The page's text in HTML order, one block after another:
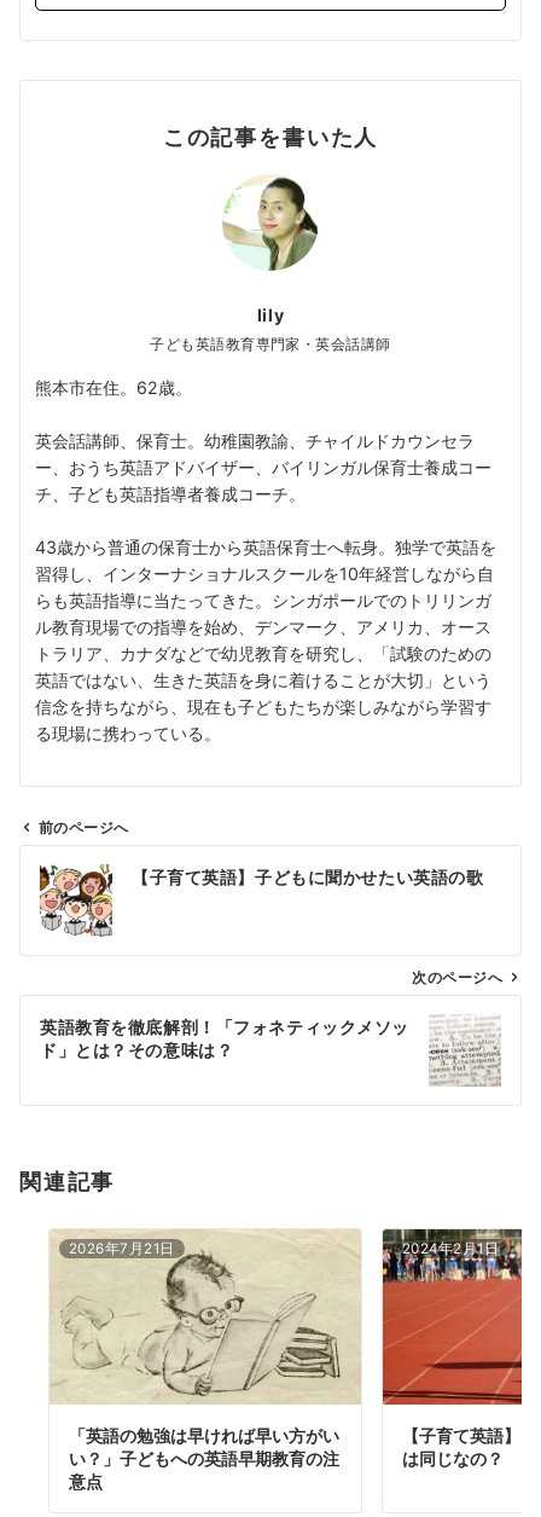
この記事を書いた人
lily
子ども英語教育専門家・英会話講師
熊本市在住。62歳。
英会話講師、保育士。幼稚園教諭、チャイルドカウンセラ
ー、おうち英語アドバイザー、バイリンガル保育士養成コー
チ、子ども英語指導者養成コーチ。
43歳から普通の保育士から英語保育士へ転身。独学で英語を
習得し、インターナショナルスクールを10年経営しながら自
らも英語指導に当たってきた。シンガポールでのトリリンガ
ル教育現場での指導を始め、デンマーク、アメリカ、オース
トラリア、カナダなどで幼児教育を研究し、「試験のための
英語ではない、生きた英語を身に着けることが大切」という
信念を持ちながら、現在も子どもたちが楽しみながら学習す
る現場に携わっている。
ビ
ン
前のページへ
【子育て英語】子どもに聞かせたい英語の歌
次のページへ
英語教育を徹底解剖！「フォネティックメソッ
ド」とは？その意味は？
関連記事
2026年7月21日
「英語の勉強は早ければ早い方がい
い？」子どもへの英語早期教育の注
意点
2024年2月1日
【子育て英語】
は同じなの？